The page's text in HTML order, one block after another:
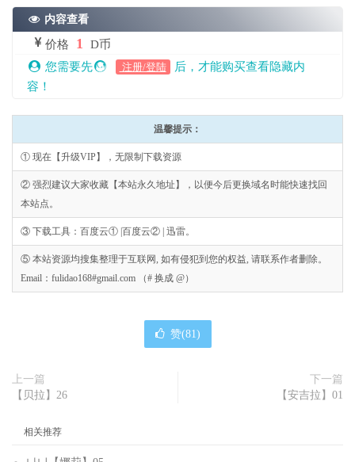
内容查看
价格 1
D币
您需要先
注册/登陆
后，才能购买查看隐藏内
容！
温馨提示：
① 现在【升级VIP】，无限制下载资源
② 强烈建议大家收藏【本站永久地址】，以便今后更换域名时能快速找回
本站点。
③ 下载工具：百度云① |百度云② | 迅雷。
⑤ 本站资源均搜集整理于互联网, 如有侵犯到您的权益, 请联系作者删除。
Email：fulidao168#gmail.com （# 换成 @）
赞(81)
上一篇
【贝拉】26
下一篇
【安吉拉】01
相关推荐